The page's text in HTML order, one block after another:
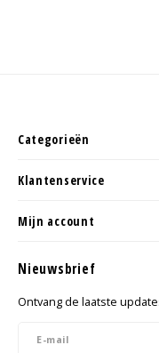
Categorieën
Klantenservice
Mijn account
Nieuwsbrief
Ontvang de laatste